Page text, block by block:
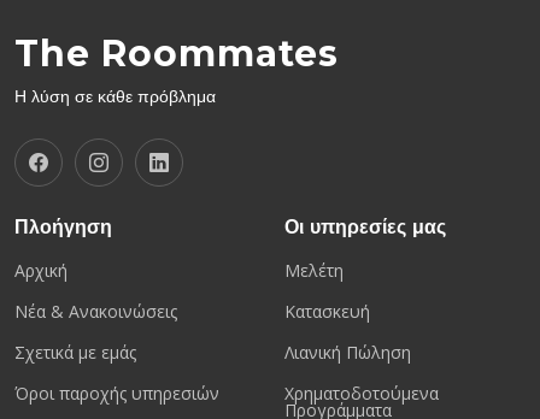
The Roommates
Η λύση σε κάθε πρόβλημα
Πλοήγηση
Αρχική
Νέα & Ανακοινώσεις
Σχετικά με εμάς
Όροι παροχής υπηρεσιών
Οι υπηρεσίες μας
Μελέτη
Κατασκευή
Λιανική Πώληση
Χρηματοδοτούμενα
Προγράμματα